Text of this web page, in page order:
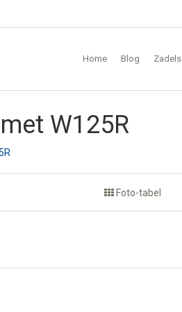
Home Blog Zadels
W125R
Foto-tabel